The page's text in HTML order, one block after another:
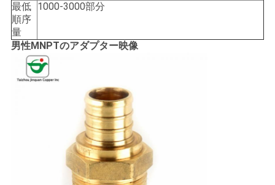
い
地
図
最低
順序
量
1000-3000部分
男性MNPTのアダプター映像